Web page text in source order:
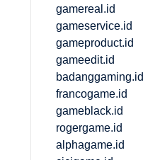
gamereal.id
gameservice.id
gameproduct.id
gameedit.id
badanggaming.id
francogame.id
gameblack.id
rogergame.id
alphagame.id